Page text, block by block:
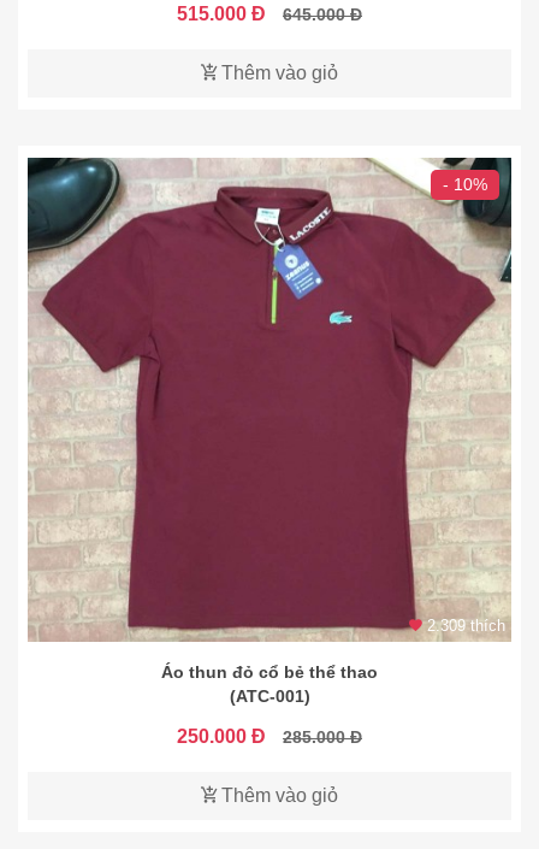
515.000 Đ 645.000 Đ
Thêm vào giỏ
- 10%
2.309 thích
Áo thun đỏ cổ bẻ thể thao
(ATC-001)
250.000 Đ 285.000 Đ
Thêm vào giỏ